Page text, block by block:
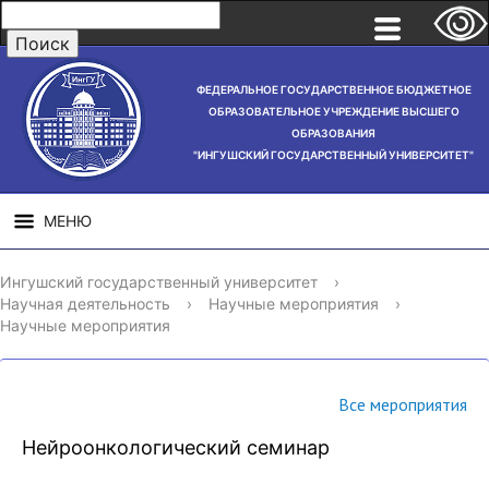
ФЕДЕРАЛЬНОЕ ГОСУДАРСТВЕННОЕ БЮДЖЕТНОЕ
ОБРАЗОВАТЕЛЬНОЕ УЧРЕЖДЕНИЕ ВЫСШЕГО
ОБРАЗОВАНИЯ
"ИНГУШСКИЙ ГОСУДАРСТВЕННЫЙ УНИВЕРСИТЕТ"
МЕНЮ
СВЕДЕНИЯ ОБ
ОБРАЗОВАТЕЛЬНОЙ
ОРГАНИЗАЦИИ
НАУЧНАЯ
ДЕЯТЕЛЬНОСТЬ
Ингушский государственный университет
›
Научная деятельность
› Научные мероприятия
›
Научные мероприятия
Все мероприятия
Нейроонкологический семинар